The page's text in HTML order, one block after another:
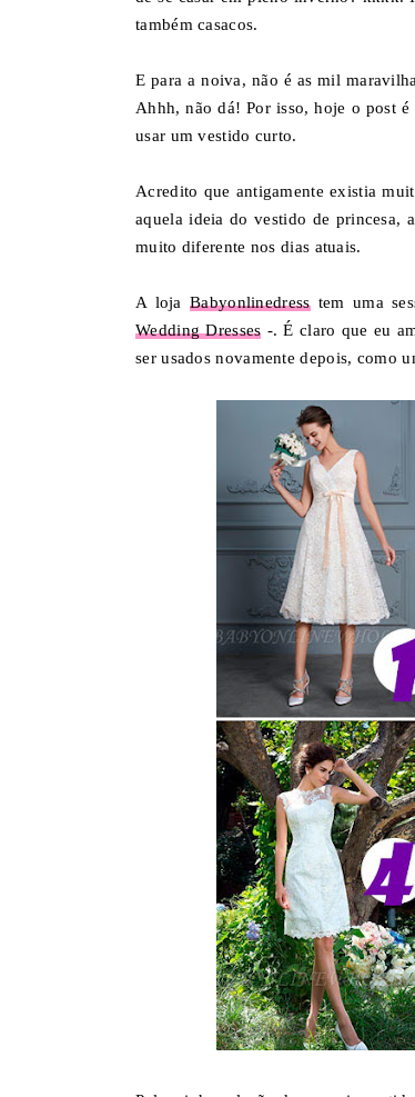
também casacos.
E para a noiva, não é as mil
Ahhh, não dá! Por isso, hoje o post
usar um vestido curto.
Acredito que antigamente existia
aquela ideia do vestido de princesa,
muito diferente nos dias atuais.
A lojaBabyonlinedresstem uma
Wedding Dresses -. É claro que eu
ser usados novamente depois, como